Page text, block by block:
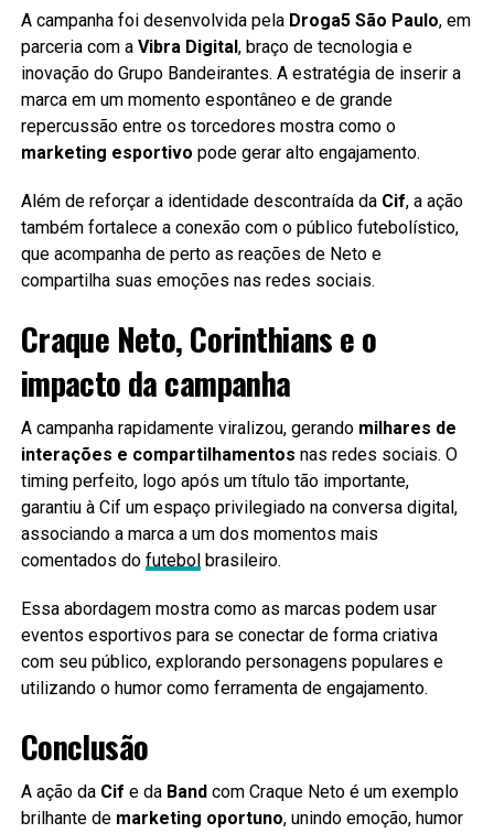
A campanha foi desenvolvida pela Droga5 São Paulo, em
parceria com a Vibra Digital, braço de tecnologia e
inovação do Grupo Bandeirantes. A estratégia de inserir a
marca em um momento espontâneo e de grande
repercussão entre os torcedores mostra como o
marketing esportivo pode gerar alto engajamento.
Além de reforçar a identidade descontraída da Cif, a ação
também fortalece a conexão com o público futebolístico,
que acompanha de perto as reações de Neto e
compartilha suas emoções nas redes sociais.
Craque Neto, Corinthians e o
impacto da campanha
A campanha rapidamente viralizou, gerando milhares de
interações e compartilhamentos nas redes sociais. O
timing perfeito, logo após um título tão importante,
garantiu à Cif um espaço privilegiado na conversa digital,
associando a marca a um dos momentos mais
comentados do futebolbrasileiro.
Essa abordagem mostra como as marcas podem usar
eventos esportivos para se conectar de forma criativa
com seu público, explorando personagens populares e
utilizando o humor como ferramenta de engajamento.
Conclusão
A ação da Cif e da Bandcom Craque Neto é um exemplo
brilhante de marketing oportuno, unindo emoção, humor